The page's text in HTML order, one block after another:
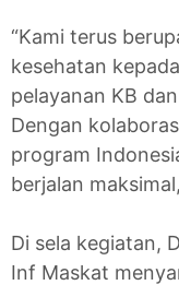
“Kami terus
kesehatan
pelayanan KB
Dengan
program
berjalan
Di sela kegiatan,
Inf Maskat